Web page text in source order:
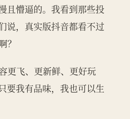
且懵逼的。我看到那些投
说，真实版抖音都看不过
？
更飞、更新鲜、更好玩
要我有品味，我也可以生